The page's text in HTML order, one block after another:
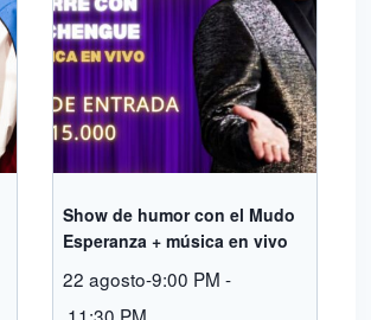
Show de humor con el Mudo
Esperanza + música en vivo
22 agosto-9:00 PM -